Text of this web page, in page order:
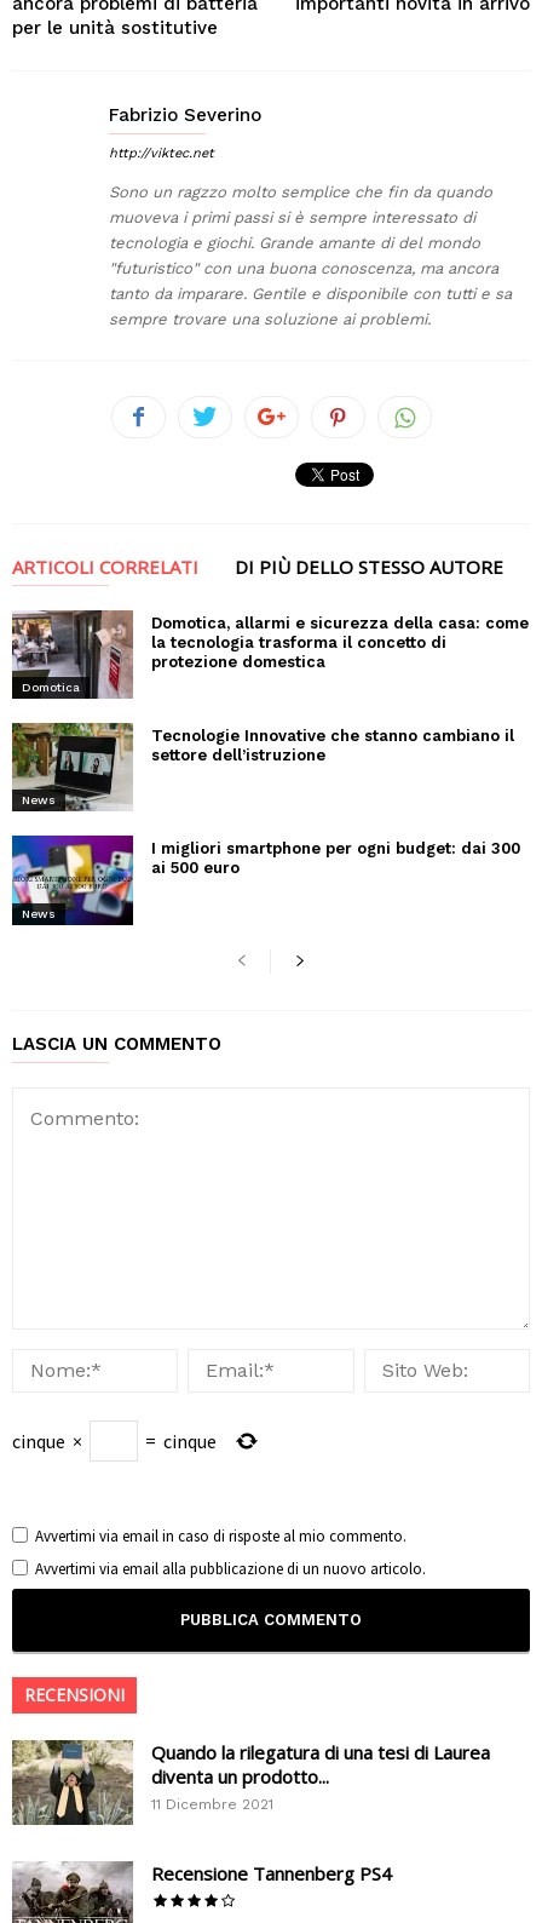
per le unità sostitutive
Fabrizio Severino
http://viktec.net
Sono un ragzzo molto semplice che fin da quando
muoveva i primi passi si è sempre interessato di
tecnologia e giochi. Grande amante di del mondo
"futuristico" con una buona conoscenza, ma ancora
tanto da imparare. Gentile e disponibile con tutti e sa
sempre trovare una soluzione ai problemi.
ARTICOLI CORRELATI DI PIÙ DELLO STESSO AUTORE
Domotica
Domotica, allarmi e sicurezza della casa: come
la tecnologia trasforma il concetto di
protezione domestica
News
Tecnologie Innovative che stanno cambiano il
settore dell’istruzione
News
I migliori smartphone per ogni budget: dai 300
ai 500 euro
LASCIA UN COMMENTO
cinque × = cinque
Avvertimi via email in caso di risposte al mio commento.
Avvertimi via email alla pubblicazione di un nuovo articolo.
RECENSIONI
Quando la rilegatura di una tesi di Laurea
diventa un prodotto...
11 Dicembre 2021
Recensione Tannenberg PS4